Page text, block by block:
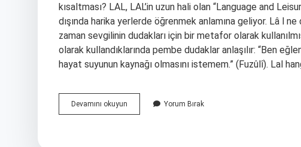
kısaltması? LAL, LAL’in uzun hali olan “Language and
dışında harika yerlerde öğrenmek anlamına geliyor. Lâ l
zaman sevgilinin dudakları için bir metafor olarak
olarak kullandıklarında pembe dudaklar anlaşılır: “Ben
hayat suyunun kaynağı olmasını istemem.” (Fuzûlî). Lal
Devamını okuyun
Lal
Yorum Bırak